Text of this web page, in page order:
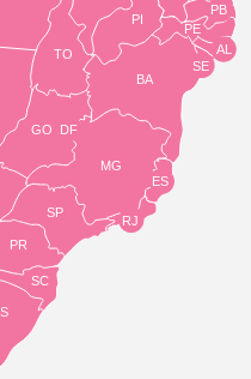
TO
BA
SE
PE
AL
PI
GO
PR
SC
SP
MG
RJ
ES
DF
PB